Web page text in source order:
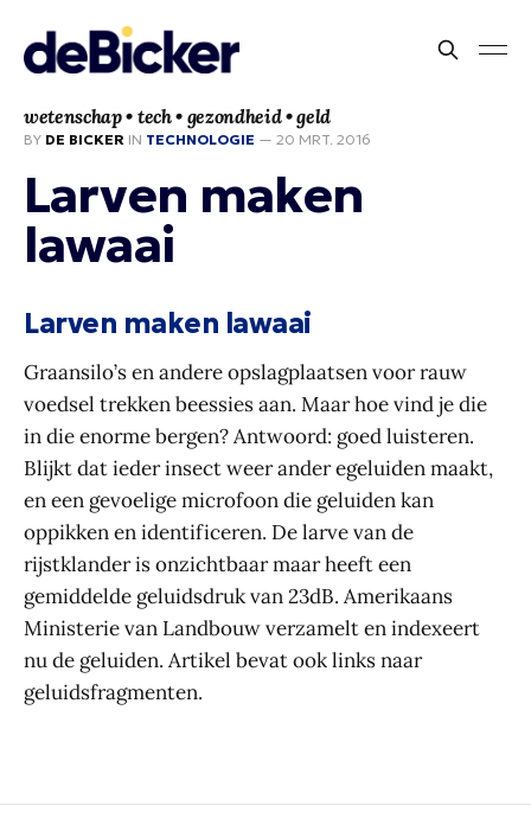
wetenschap • tech • gezondheid • geld
BY DE BICKER IN TECHNOLOGIE — 20 MRT. 2016
Larven maken
lawaai
Larven maken lawaai
Graansilo’s en andere opslagplaatsen voor rauw
voedsel trekken beessies aan. Maar hoe vind je die
in die enorme bergen? Antwoord: goed luisteren.
Blijkt dat ieder insect weer ander egeluiden maakt,
en een gevoelige microfoon die geluiden kan
oppikken en identificeren. De larve van de
rijstklander is onzichtbaar maar heeft een
gemiddelde geluidsdruk van 23dB. Amerikaans
Ministerie van Landbouw verzamelt en indexeert
nu de geluiden. Artikel bevat ook links naar
geluidsfragmenten.